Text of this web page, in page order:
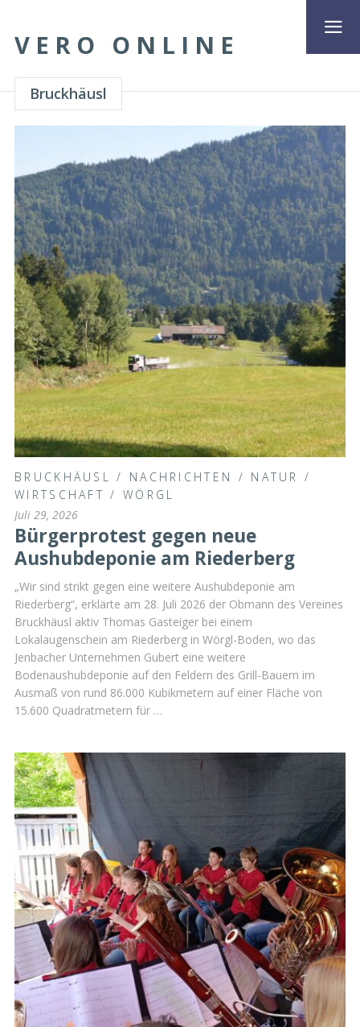
VERO ONLINE
Bruckhäusl
BRUCKHÄUSL / NACHRICHTEN / NATUR
/
WIRTSCHAFT / WÖRGL
Juli 29, 2026
Bürgerprotest gegen neue
Aushubdeponie am Riederberg
„Wir sind strikt gegen eine weitere Aushubdeponie am
Riederberg“, erklärte am 28. Juli 2026 der Obmann des Vereines
Bruckhäusl aktiv Thomas Gasteiger bei einem
Lokalaugenschein am Riederberg in Wörgl-Boden, wo das
Jenbacher Unternehmen Gubert eine weitere
Bodenaushubdeponie auf den Feldern des Grill-Bauern im
Ausmaß von rund 86.000 Kubikmetern auf einer Fläche von
15.600 Quadratmetern für …